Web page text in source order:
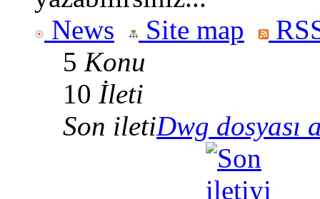
News
Site map
5 Konu
10 İleti
Son iletiDwg dosyası